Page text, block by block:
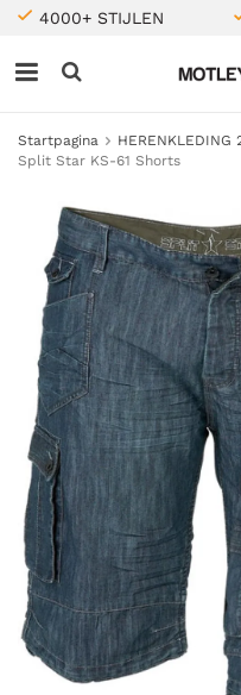
4000+ STIJLEN
Startpagina HERENKLEDING
Split Star KS-61 Shorts